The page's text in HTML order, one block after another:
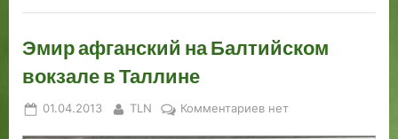
Эмир афганский на Балтийском
вокзале в Таллине
Posted
01.04.2013 By
TLN Комментариевкнет